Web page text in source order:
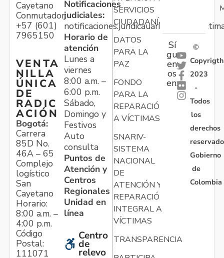
Cayetano
Conmutador:
+57 (601)
7965150
VENTA
NILLA
ÚNICA
DE
RADIC
ACIÓN
Bogotá:
Carrera
85D No.
46A – 65
Complejo
logístico
San
Cayetano
Horario:
8:00 a.m. –
4:00 p.m.
Código
Postal:
111071
Notificaciones
judiciales:
Horario de
atención
Lunes a
viernes
8:00 a.m. –
6:00 p.m.
Sábado,
Domingo y
Festivos
Auto
consulta
Puntos de
Atención y
Centros
Regionales
Unidad en
línea
Centro
de
relevo
SERVICIOS
CIUDADANÍA
DATOS
PARA LA
PAZ
FONDO
PARA LA
REPARACIÓN
A VÍCTIMAS
SNARIV-
SISTEMA
NACIONAL
DE
ATENCIÓN Y
REPARACIÓN
INTEGRAL A
VÍCTIMAS
TRANSPARENCIA
Sí
gu
en
os
en:
©
Copyrigth
2023
-
Todos
los
derechos
Gobierno
de
Colombia